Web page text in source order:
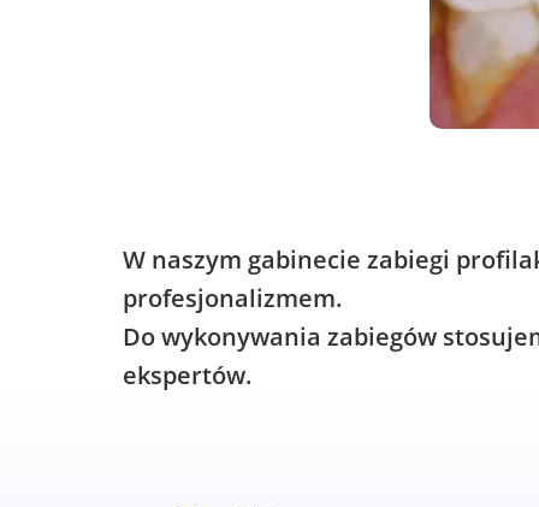
W naszym gabinecie zabiegi
profesjonalizmem.
Do wykonywania zabiegów
ekspertów.